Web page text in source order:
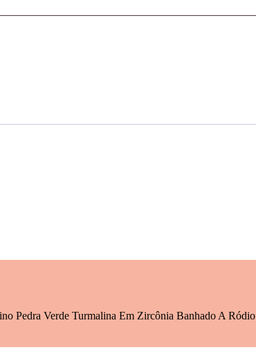
Pedra Verde Turmalina Em Zircônia Banhado A Ródio